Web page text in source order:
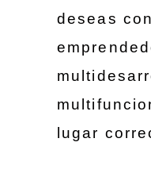
deseas
lugar